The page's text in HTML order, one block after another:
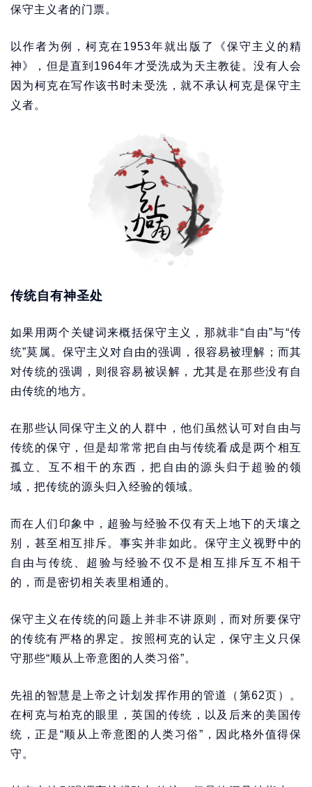
保守主义者的门票。
以作者为例，柯克在1953年就出版了《保守主义的精
神》，但是直到1964年才受洗成为天主教徒。没有人会
因为柯克在写作该书时未受洗，就不承认柯克是保守主
义者。
传统自有神圣处
如果用两个关键词来概括保守主义，那就非“自由”与“传
统”莫属。保守主义对自由的强调，很容易被理解；而其
对传统的强调，则很容易被误解，尤其是在那些没有自
由传统的地方。
在那些认同保守主义的人群中，他们虽然认可对自由与
传统的保守，但是却常常把自由与传统看成是两个相互
孤立、互不相干的东西，把自由的源头归于超验的领
域，把传统的源头归入经验的领域。
而在人们印象中，超验与经验不仅有天上地下的天壤之
别，甚至相互排斥。事实并非如此。保守主义视野中的
自由与传统、超验与经验不仅不是相互排斥互不相干
的，而是密切相关表里相通的。
保守主义在传统的问题上并非不讲原则，而对所要保守
的传统有严格的界定。按照柯克的认定，保守主义只保
守那些“顺从上帝意图的人类习俗”。
先祖的智慧是上帝之计划发挥作用的管道（第62页）。
在柯克与柏克的眼里，英国的传统，以及后来的美国传
统，正是“顺从上帝意图的人类习俗”，因此格外值得保
守。